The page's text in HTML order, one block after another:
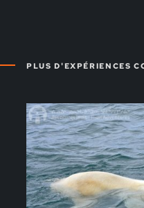
PLUS D'EXPÉRIENCES